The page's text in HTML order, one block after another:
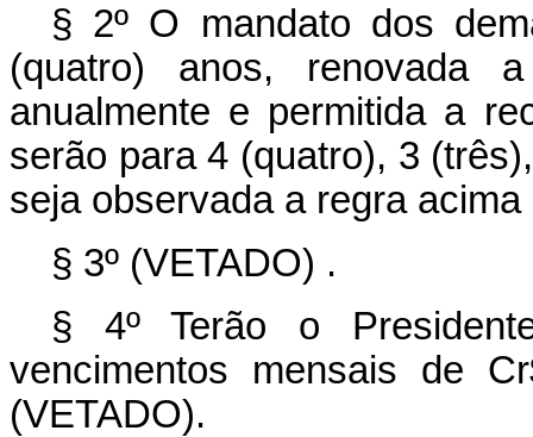
§ 2º O mandato dos
(quatro) anos, renovada
anualmente e permitida a
serão para 4 (quatro), 3
seja observada a regra
§ 3º (VETADO) .
§ 4º Terão o
vencimentos mensais de
(VETADO).